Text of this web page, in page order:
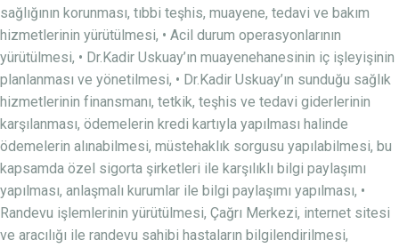
sağlığının korunması, tıbbi teşhis, muayene, tedavi ve bakım
hizmetlerinin yürütülmesi, • Acil durum operasyonlarının
yürütülmesi, • Dr.Kadir Uskuay’ın muayenehanesinin iç işleyişinin
planlanması ve yönetilmesi, • Dr.Kadir Uskuay’ın sunduğu sağlık
hizmetlerinin finansmanı, tetkik, teşhis ve tedavi giderlerinin
karşılanması, ödemelerin kredi kartıyla yapılması halinde
ödemelerin alınabilmesi, müstehaklık sorgusu yapılabilmesi, bu
kapsamda özel sigorta şirketleri ile karşılıklı bilgi paylaşımı
yapılması, anlaşmalı kurumlar ile bilgi paylaşımı yapılması, •
Randevu işlemlerinin yürütülmesi, Çağrı Merkezi, internet sitesi
ve aracılığı ile randevu sahibi hastaların bilgilendirilmesi,